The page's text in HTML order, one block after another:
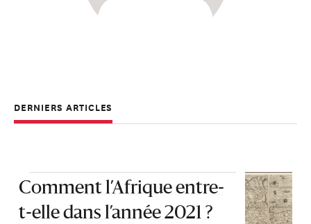
DERNIERS ARTICLES
Comment l’Afrique entre-
t-elle dans l’année 2021 ?